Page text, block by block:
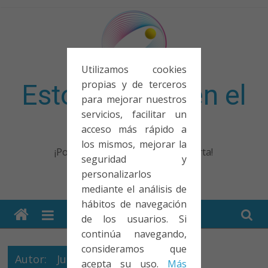
Utilizamos cookies
propias y de terceros
para mejorar nuestros
servicios, facilitar un
acceso más rápido a
los mismos, mejorar la
seguridad y
personalizarlos
mediante el análisis de
hábitos de navegación
de los usuarios. Si
continúa navegando,
consideramos que
acepta su uso. Más
Esto no entra en el
examen
¡Porque no solo el examen importa!
Autor: Juan Luis